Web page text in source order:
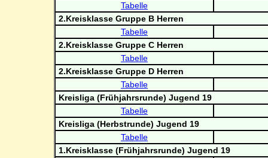
Tabelle
2.Kreisklasse Gruppe B Herren
Tabelle
2.Kreisklasse Gruppe C Herren
Tabelle
2.Kreisklasse Gruppe D Herren
Tabelle
Kreisliga (Frühjahrsrunde) Jugend 19
Tabelle
Kreisliga (Herbstrunde) Jugend 19
Tabelle
1.Kreisklasse (Frühjahrsrunde) Jugend 19